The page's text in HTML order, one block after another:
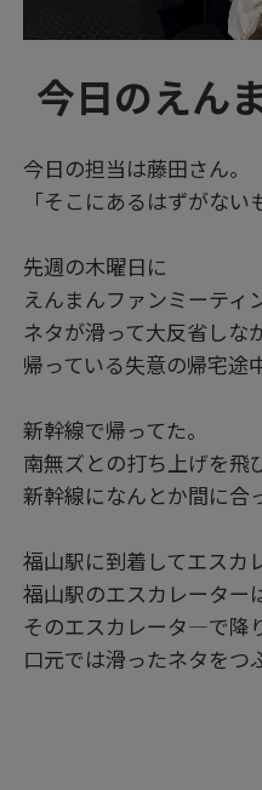
今日のえん
今日の担当は藤田さん。
「そこにあるはずがない
先週の木曜日に
えんまんファンミーティ
ネタが滑って大反省しな
帰っている失意の帰宅途
新幹線で帰ってた。
南無ズとの打ち上げを飛
新幹線になんとか間に合
福山駅に到着してエスカ
福山駅のエスカレーター
そのエスカレータ―で降
口元では滑ったネタをつ